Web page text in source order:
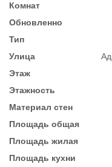
Комнат
Обновленно
Тип
Улица
Этаж
Этажность
Материал стен
Площадь общая
Площадь жилая
Площадь кухни